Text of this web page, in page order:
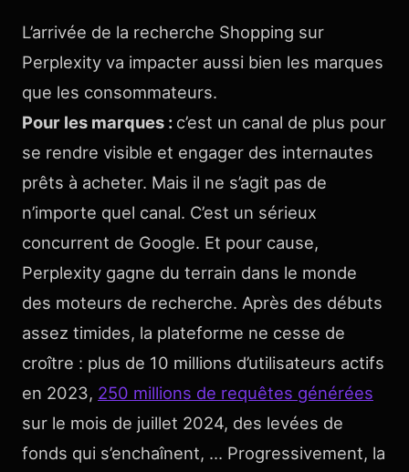
L’arrivée de la recherche Shopping sur
Perplexity va impacter aussi bien les marques
que les consommateurs.
Pour les marques : c’est un canal de plus pour
se rendre visible et engager des internautes
prêts à acheter. Mais il ne s’agit pas de
n’importe quel canal. C’est un sérieux
concurrent de Google. Et pour cause,
Perplexity gagne du terrain dans le monde
des moteurs de recherche. Après des débuts
assez timides, la plateforme ne cesse de
croître : plus de 10 millions d’utilisateurs actifs
en 2023, 250 millions de requêtes générées
sur le mois de juillet 2024, des levées de
fonds qui s’enchaînent, … Progressivement, la